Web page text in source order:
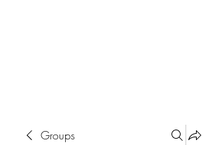
Groups